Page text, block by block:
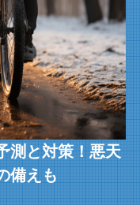
測と対策！悪天
備えも